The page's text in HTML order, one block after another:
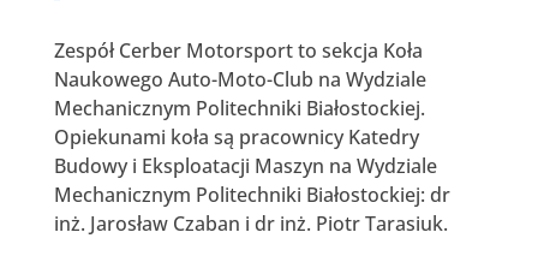
Zespół Cerber Motorsport to sekcja Koła
Naukowego Auto-Moto-Club na Wydziale
Mechanicznym Politechniki Białostockiej.
Opiekunami koła są pracownicy Katedry
Budowy i Eksploatacji Maszyn na Wydziale
Mechanicznym Politechniki Białostockiej: dr
inż. Jarosław Czaban i dr inż. Piotr Tarasiuk.